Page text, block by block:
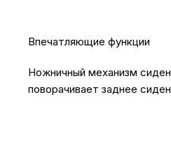
Впечатляющие функции
Ножничный механизм
поворачивает заднее